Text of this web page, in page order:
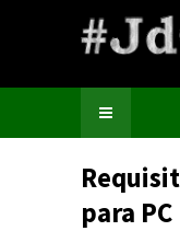
para PC